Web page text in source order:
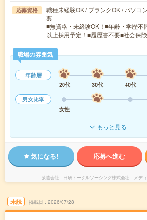
応募資格
職種未経験OK / ブランクOK / パソコ
要
■無資格・未経験OK！■年齢・学歴不
以上採用予定！■履歴書不要■社会保
職場の雰囲気
年齢層
20代
30代 40代
男女比率
女性
もっと見る
気になる! 応募へ進む
派遣会社 日研トータルソーシング株式会社 メデ
未読 掲載日 2026/07/28